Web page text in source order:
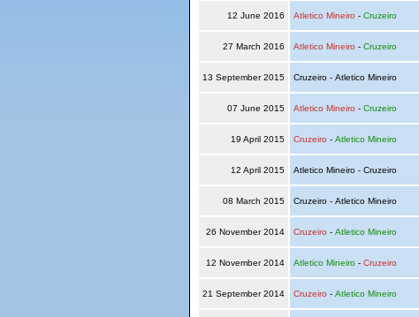
12 June 2016 Atletico Mineiro - Cruzeiro
27 March 2016 Atletico Mineiro - Cruzeiro
13 September 2015 Cruzeiro - Atletico Mineiro
07 June 2015 Atletico Mineiro - Cruzeiro
19 April 2015 Cruzeiro - Atletico Mineiro
12 April 2015 Atletico Mineiro - Cruzeiro
08 March 2015 Cruzeiro - Atletico Mineiro
26 November 2014 Cruzeiro - Atletico Mineiro
12 November 2014 Atletico Mineiro- Cruzeiro
21 September 2014 Cruzeiro - Atletico Mineiro